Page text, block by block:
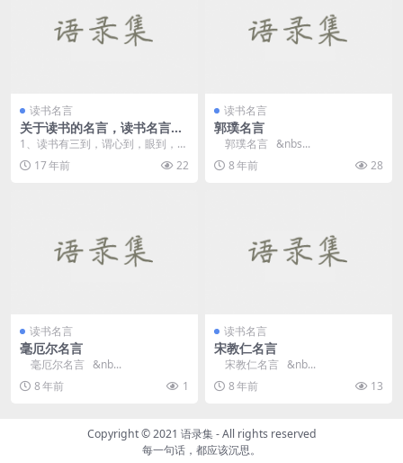
读书名言
关于读书的名言，读书名言名
句大全
1、读书有三到，谓心到，眼到，口
到。——朱熹 ...
17 年前 22
读书名言
郭璞名言
郭璞名言 &nbs...
8 年前
28
读书名言
毫厄尔名言
毫厄尔名言 &nb...
8 年前
1
读书名言
宋教仁名言
宋教仁名言 &nb...
8 年前
13
Copyright © 2021 语录集- All rights reserved
每一句话，都应该沉思。